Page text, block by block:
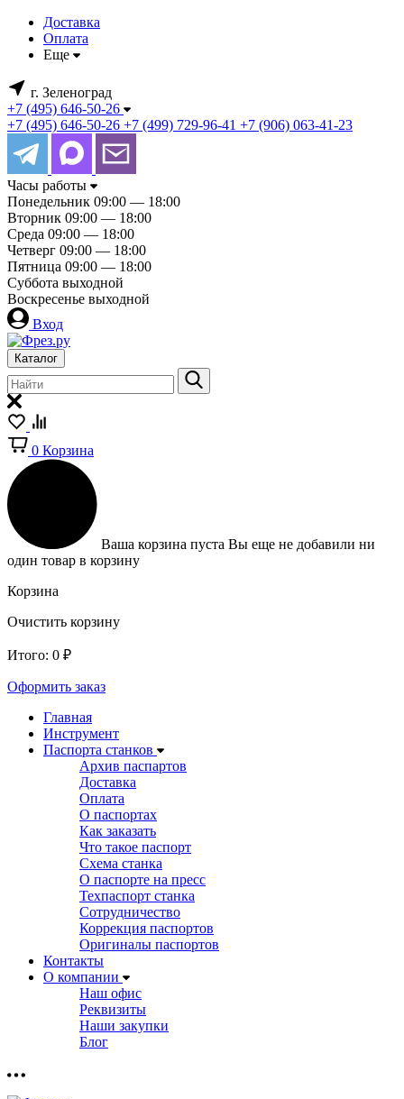
Доставка
Оплата
Еще
г. Зеленоград
+7 (495) 646-50-26
+7 (495) 646-50-26 +7 (499) 729-96-41 +7 (906) 063-41-23
Часы работы
Понедельник 09:00 — 18:00
Вторник 09:00 — 18:00
Среда 09:00 — 18:00
Четверг 09:00 — 18:00
Пятница 09:00 — 18:00
Суббота выходной
Воскресенье выходной
Вход
Каталог
0 Корзина
Ваша корзина пуста Вы еще не добавили ни
один товар в корзину
Корзина
Очистить корзину
Итого: 0 ₽
Оформить заказ
Главная
Инструмент
Паспорта станков
Архив паспартов
Доставка
Оплата
О паспортах
Как заказать
Что такое паспорт
Схема станка
О паспорте на пресс
Техпаспорт станка
Сотрудничество
Коррекция паспортов
Оригиналы паспортов
Контакты
О компании
Наш офис
Реквизиты
Наши закупки
Блог